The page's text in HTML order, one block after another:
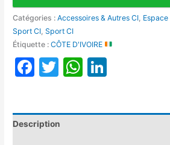
Catégories :Accessoires & Autres CI, Espace
Sport CI,Sport CI
Étiquette :CÔTE D'IVOIRE
Facebook
TwitterWhatsApp
Description